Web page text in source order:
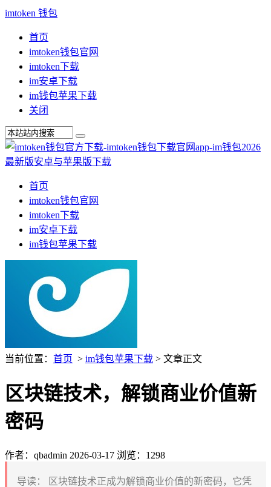
imtoken 钱包
首页
imtoken钱包官网
imtoken下载
im安卓下载
im钱包苹果下载
关闭
首页
imtoken钱包官网
imtoken下载
im安卓下载
im钱包苹果下载
当前位置： 首页 > im钱包苹果下载 > 文章正文
区块链技术，解锁商业价值新
密码
作者：qbadmin 2026-03-17 浏览：1298
导读：
区块链技术正成为解锁商业价值的新密码，它凭